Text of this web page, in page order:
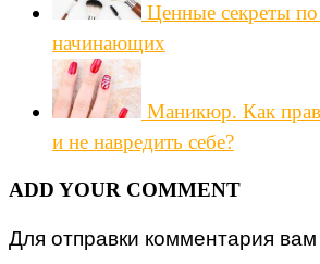
Ценные секреты
начинающих
Маникюр. Как
и не навредить себе?
ADD YOUR COMMENT
Для отправки комментария